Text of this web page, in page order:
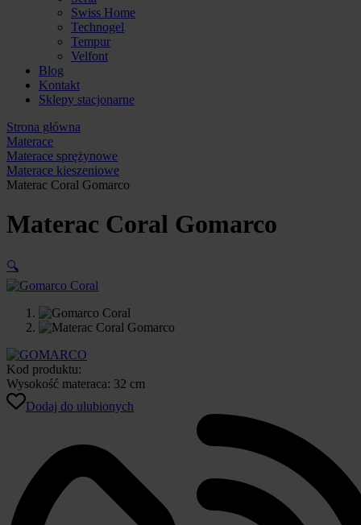
Swiss Home
Technogel
Tempur
Velfont
Blog
Kontakt
Sklepy stacjonarne
Strona główna
Materace
Materace sprężynowe
Materace kieszeniowe
Materac Coral Gomarco
Materac Coral Gomarco
🔍
Kod produktu:
Wysokość materaca: 32 cm
Dodaj do ulubionych